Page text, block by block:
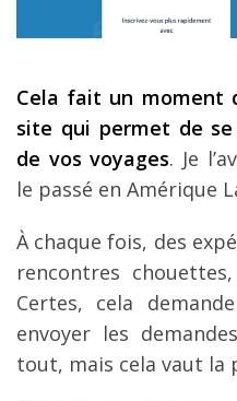
Cela fait un moment
site qui permet de
de vos voyages. Je
le passé en Amérique
À chaque fois, des
rencontres
Certes, cela
envoyer les
tout, mais cela vaut la